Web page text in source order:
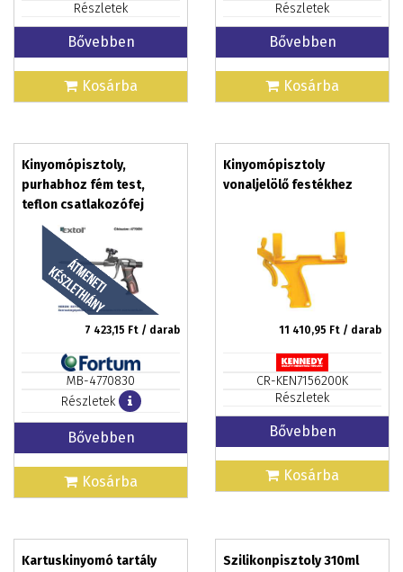
Részletek
Bővebben
Kosárba
Részletek
Bővebben
Kosárba
Kinyomópisztoly,
purhabhoz fém test,
teflon csatlakozófej
7 423,15 Ft / darab
MB-4770830
Részletek
Bővebben
Kosárba
Kinyomópisztoly
vonaljelölő festékhez
11 410,95 Ft / darab
CR-KEN7156200K
Részletek
Bővebben
Kosárba
Kartuskinyomó tartály
Szilikonpisztoly 310ml